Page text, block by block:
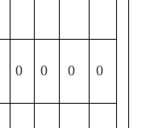
0 0 0 0